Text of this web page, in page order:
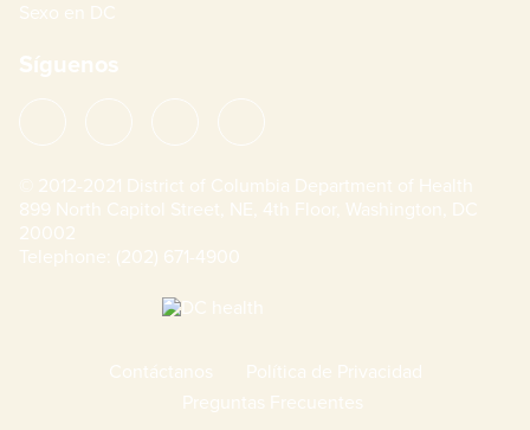
Sexo en DC
Síguenos
Facebook Twitter Instagram
© 2012-2021 District of Columbia Department of Health
899 North Capitol Street, NE, 4th Floor, Washington, DC
20002
Telephone: (202) 671-4900
Contáctanos
Política de Privacidad
Preguntas Frecuentes